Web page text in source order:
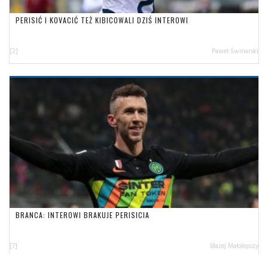
PERISIĆ I KOVACIĆ TEŻ KIBICOWALI DZIŚ INTEROWI
[2] Paweł Świnarski
BRANCA: INTEROWI BRAKUJE PERISICIA
[7] Błażej Małolepszy